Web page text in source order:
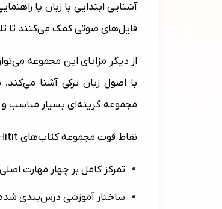
آشنایی ابتدایی با زبان یا
فایل‌های صوتی کمک می‌کنند تا
از دیگر مزایای این مجموعه
با اصول زبان ترکی آشنا
مجموعه گزینه‌ای بسیار مناسب و
نقاط قوت مجموعه کتاب‌های Yeni Hitit
تمرکز کامل بر چهار مهارت
ساختار آموزشی درس‌بندی